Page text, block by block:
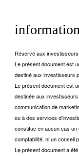
Réservé aux
Le présent document est
destiné aux investisseurs
Le présent document est
destinée aux
communication de
ou à des services
constitue en aucun cas un
comptabilité, ni un conseil
Le présent document a